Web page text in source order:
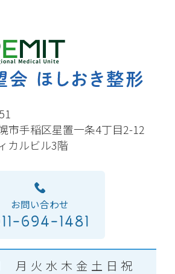
市手稲区星置一条4丁目2-12
カルビル3階
お問い合わせ
694-1481
月 火 水 木 金 土 日 祝